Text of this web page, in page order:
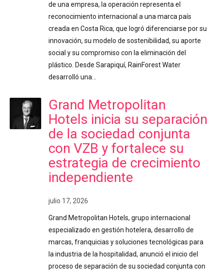
de una empresa, la operación representa el
reconocimiento internacional a una marca país
creada en Costa Rica, que logró diferenciarse por su
innovación, su modelo de sostenibilidad, su aporte
social y su compromiso con la eliminación del
plástico. Desde Sarapiquí, RainForest Water
desarrolló una…
Grand Metropolitan
Hotels inicia su separación
de la sociedad conjunta
con VZB y fortalece su
estrategia de crecimiento
independiente
julio 17, 2026
Grand Metropolitan Hotels, grupo internacional
especializado en gestión hotelera, desarrollo de
marcas, franquicias y soluciones tecnológicas para
la industria de la hospitalidad, anunció el inicio del
proceso de separación de su sociedad conjunta con